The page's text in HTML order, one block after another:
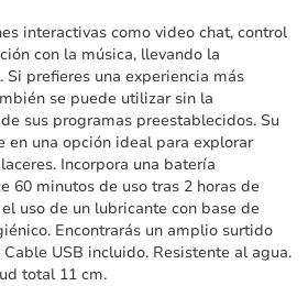
interactivas como video chat, control
con la música, llevando la
Si prefieres una experiencia más
se puede utilizar sin la
sus programas preestablecidos. Su
en una opción ideal para explorar
Incorpora una batería
60 minutos de uso tras 2 horas de
uso de un lubricante con base de
Encontrarás un amplio surtido
Cable USB incluido. Resistente al agua.
total 11 cm.